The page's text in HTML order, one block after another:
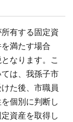
有する固定資
満たす場合
なります。こ
は、我孫子市
た後、市職員
個別に判断し
資産を取得し